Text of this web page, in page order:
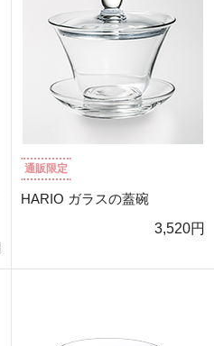
通販限定
HARIO ガラスの蓋碗
3,520円